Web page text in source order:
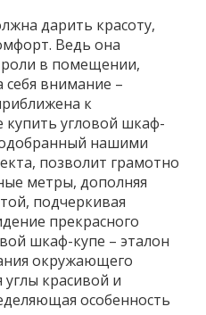
дарить красоту,
Ведь она
в помещении,
внимание –
к
угловой шкаф-
нашими
позволит грамотно
метры, дополняя
подчеркивая
прекрасного
шкаф-купе – эталон
окружающего
углы красивой и
особенность